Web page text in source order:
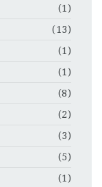
(1)
(13)
(1)
(1)
(8)
(2)
(3)
(5)
(1)